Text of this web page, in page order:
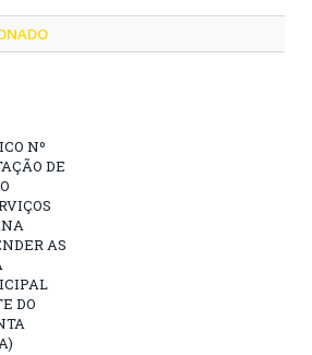
Nº
DE
AS
DO